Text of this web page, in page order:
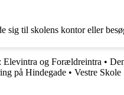
til skolens kontor eller
Elevintra og Forældreintra •
på Hindegade • Vestre